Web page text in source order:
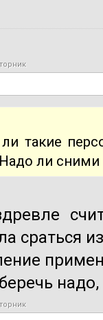
такие
ли сними
сраться
надо,